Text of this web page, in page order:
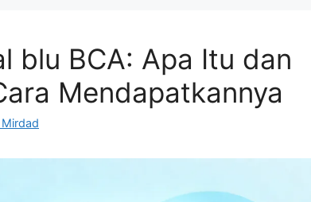
blu BCA: Apa Itu dan
Mendapatkannya